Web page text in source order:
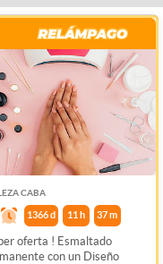
CABA
1366 d 11 h 37m
oferta ! Esmaltado
con un Diseño